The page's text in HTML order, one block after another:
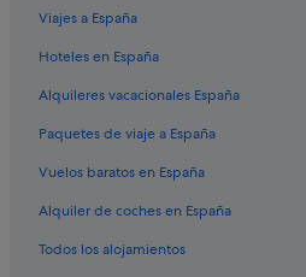
Iberostar hoteles en Playa Paraíso
Hoteles para familias en Playa Paraíso
Hoteles de 5 estrellas en Callao Salvaje
Viajes a España
Hoteles en España
Alquileres vacacionales España
Paquetes de viaje a España
Vuelos baratos en España
Alquiler de coches en España
Todos los alojamientos